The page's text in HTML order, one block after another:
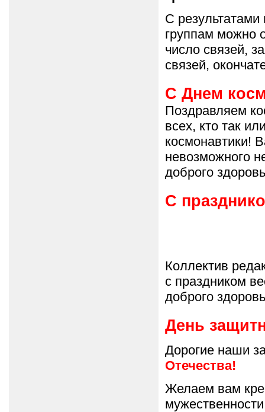
С результатами
группам можно
число связей,
связей,
С Днем
Поздравляем
всех, кто так
космонавтики!
невозможного
доброго
С
Коллектив
с праздником
доброго
День
Дорогие наши
Отечества!
Желаем вам